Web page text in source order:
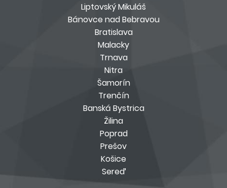
Liptovský Mikuláš
Bánovce nad Bebravou
Bratislava
Malacky
Trnava
Nitra
Šamorín
Trenčín
Banská Bystrica
Žilina
Poprad
Prešov
Košice
Sereď